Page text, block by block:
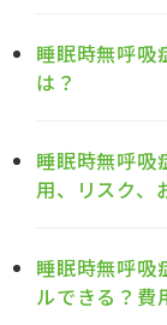
睡眠時無呼吸
は？
睡眠時無呼吸
用、リスク、
睡眠時無呼吸
ルできる？費